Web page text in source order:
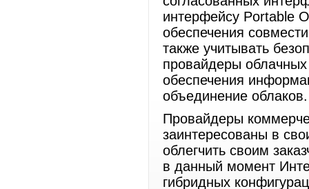
интерфейсу Portable
обеспечения
также учитывать
провайдеры
обеспечения
объединение облаков.
Провайдеры
заинтересованы в
облегчить своим
в данный момент
гибридных